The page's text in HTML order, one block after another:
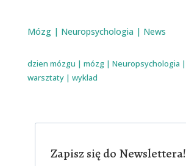
Mózg| Neuropsychologia| News
dzien mózgu | mózg| Neuropsychologia |
warsztaty| wyklad
Zapisz się do Newslettera!